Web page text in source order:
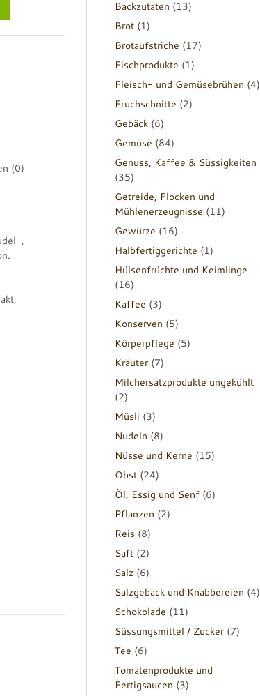
t
:(0)
,
Backzutaten (13)
Brot (1)
Brotaufstriche (17)
Fischprodukte (1)
Fleisch- und Gemüsebrühen (4)
Fruchschnitte (2)
Gebäck (6)
Gemüse (84)
Genuss, Kaffee & Süssigkeiten
(35)
Getreide, Flocken und
Mühlenerzeugnisse (11)
Gewürze (16)
Halbfertiggerichte (1)
Hülsenfrüchte und Keimlinge
(16)
Kaffee (3)
Konserven (5)
Körperpflege (5)
Kräuter (7)
Milchersatzprodukte ungekühlt
(2)
Müsli (3)
Nudeln (8)
Nüsse und Kerne (15)
Obst (24)
Öl, Essig und Senf (6)
Pflanzen (2)
Reis (8)
Saft (2)
Salz (6)
Salzgebäck und Knabbereien (4)
Schokolade (11)
Süssungsmittel / Zucker (7)
Tee (6)
Tomatenprodukte und
Fertigsaucen (3)